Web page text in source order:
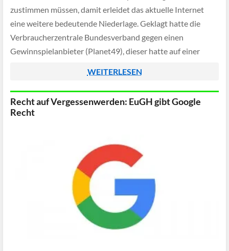
zustimmen müssen, damit erleidet das aktuelle Internet
eine weitere bedeutende Niederlage. Geklagt hatte die
Verbraucherzentrale Bundesverband gegen einen
Gewinnspielanbieter (Planet49), dieser hatte auf einer
Cookies durch eine vorausgefüllte Checkbox bereits
automatisch bestätigt.
WEITERLESEN
Recht auf Vergessenwerden: EuGH gibt Google
Recht